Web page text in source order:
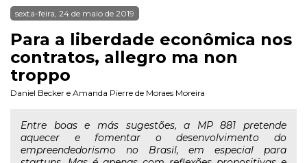
sexta-feira, 24 de maio de 2019
Para a liberdade econômica nos
contratos, allegro ma non
troppo
Daniel Becker e Amanda Pierre de Moraes Moreira
Entre boas e más sugestões, a MP 881 pretende
aquecer e fomentar o desenvolvimento do
empreendedorismo no Brasil, em especial para